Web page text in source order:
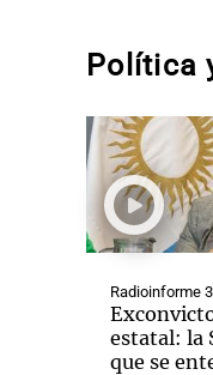
Política
Radioinforme 3
estatal: la
que se